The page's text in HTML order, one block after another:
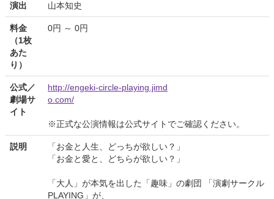
演出 山本知史
料金
（1枚
あた
り）
0円 ～ 0円
公式／
劇場サ
イト
http://engeki-circle-playing.jimd
o.com/
※正式な公演情報は公式サイトでご確認ください。
説明
「お金と人生、どっちが欲しい？」
「お金と愛と、どちらが欲しい？」
「大人」が本気を出した「趣味」の劇団 「演劇サークル
PLAYING」が、